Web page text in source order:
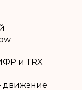
и TRX
движение